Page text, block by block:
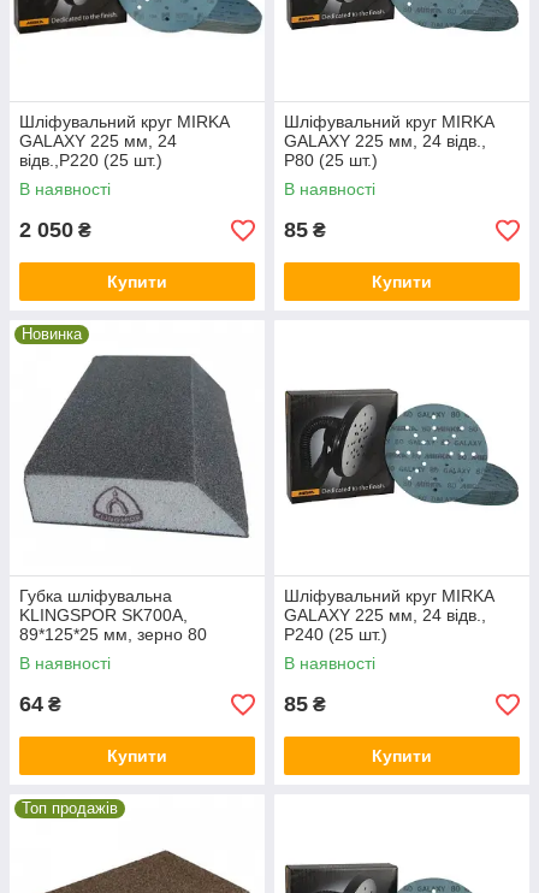
Шліфувальний круг MIRKA
GALAXY 225 мм, 24
відв.,P220 (25 шт.)
В наявності
2 050 ₴
Купити
Шліфувальний круг MIRKA
GALAXY 225 мм, 24 відв.,
P80 (25 шт.)
В наявності
85 ₴
Купити
Новинка
Губка шліфувальна
KLINGSPOR SK700A,
89*125*25 мм, зерно 80
В наявності
64 ₴
Купити
Шліфувальний круг MIRKA
GALAXY 225 мм, 24 відв.,
P240 (25 шт.)
В наявності
85 ₴
Купити
Топ продажів